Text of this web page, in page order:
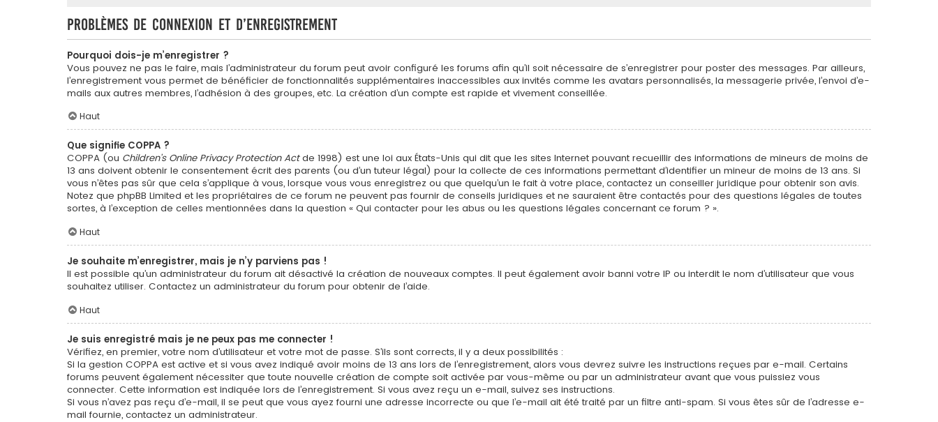
Problèmes de connexion et d’enregistrement
Pourquoi dois-je m’enregistrer ?
Vous pouvez ne pas le faire, mais l’administrateur du forum peut avoir configuré les forums afin qu’il soit nécessaire de s’enregistrer pour poster des messages. Par ailleurs,
l’enregistrement vous permet de bénéficier de fonctionnalités supplémentaires inaccessibles aux invités comme les avatars personnalisés, la messagerie privée, l’envoi d’e-
mails aux autres membres, l’adhésion à des groupes, etc. La création d’un compte est rapide et vivement conseillée.
Haut
Que signifie COPPA ?
COPPA (ou Children’s Online Privacy Protection Actde 1998) est une loi aux États-Unis qui dit que les sites Internet pouvant recueillir des informations de mineurs de moins de
13 ans doivent obtenir le consentement écrit des parents (ou d’un tuteur légal) pour la collecte de ces informations permettant d’identifier un mineur de moins de 13 ans. Si
vous n’êtes pas sûr que cela s’applique à vous, lorsque vous vous enregistrez ou que quelqu’un le fait à votre place, contactez un conseiller juridique pour obtenir son avis.
Notez que phpBB Limited et les propriétaires de ce forum ne peuvent pas fournir de conseils juridiques et ne sauraient être contactés pour des questions légales de toutes
sortes, à l’exception de celles mentionnées dans la question « Qui contacter pour les abus ou les questions légales concernant ce forum ? ».
Haut
Je souhaite m’enregistrer, mais je n’y parviens pas !
Il est possible qu’un administrateur du forum ait désactivé la création de nouveaux comptes. Il peut également avoir banni votre IP ou interdit le nom d’utilisateur que vous
souhaitez utiliser. Contactez un administrateur du forum pour obtenir de l’aide.
Haut
Je suis enregistré mais je ne peux pas me connecter !
Vérifiez, en premier, votre nom d’utilisateur et votre mot de passe. S’ils sont corrects, il y a deux possibilités :
Si la gestion COPPA est active et si vous avez indiqué avoir moins de 13 ans lors de l’enregistrement, alors vous devrez suivre les instructions reçues par e-mail. Certains
forums peuvent également nécessiter que toute nouvelle création de compte soit activée par vous-même ou par un administrateur avant que vous puissiez vous
connecter. Cette information est indiquée lors de l’enregistrement. Si vous avez reçu un e-mail, suivez ses instructions.
Si vous n’avez pas reçu d’e-mail, il se peut que vous ayez fourni une adresse incorrecte ou que l’e-mail ait été traité par un filtre anti-spam. Si vous êtes sûr de l’adresse e-
mail fournie, contactez un administrateur.